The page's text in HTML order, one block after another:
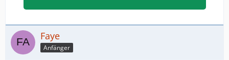
Faye
Anfänger